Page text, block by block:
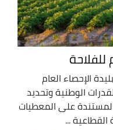
الإحصاء العام
الوطنية وتحديد
على المعطيات
...